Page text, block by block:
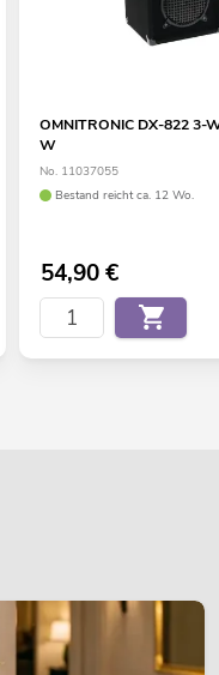
OMNITRONIC DX-822 3-
W
No. 11037055
Bestand reicht ca. 12 Wo.
54,90€